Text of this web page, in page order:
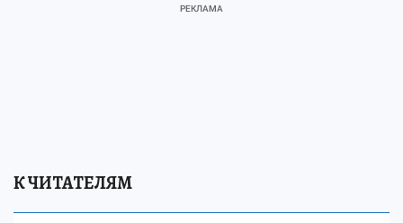
К ЧИТАТЕЛЯМ